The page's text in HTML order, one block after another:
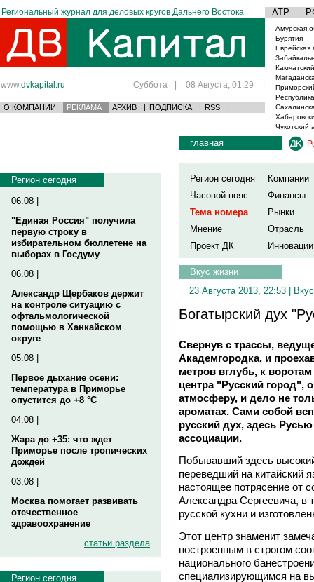
Региональный журнал для деловых кругов Дальнего Востока АТР
www.dvkapital.ru Суббота | 08 Августа, 01:29 |
О КОМПАНИИ РЕКЛАМА АРХИВ | ПОДПИСКА | RSS |
Амурская
Бурятия
Еврейская
Чукотский
Регион сегодня
06.08 |
"Единая Россия" получила
первую строку в
избирательном бюллетене на
выборах в Госдуму
06.08 |
Александр Щербаков держит
на контроле ситуацию с
офтальмологической
помощью в Ханкайском
округе
05.08 |
Первое дыхание осени:
температура в Приморье
опустится до +8 °C
04.08 |
Жара до +35: что ждет
Приморье после тропических
дождей
03.08 |
Москва помогает развивать
отечественное
здравоохранение
статьи раздела
Регион сегодня
главная
Регион сегодня
Компании
Часовой пояс
Финансы
Тема номера
Рынки
Мнение
Отрасль
Проект ДК
Инновации
Вкус жизни
23 Августа 2013, 22:53 |
Богатырский дух
Свернув с трассы,
Академгородка, и
метров вглубь, к
центра "Русский город",
атмосферу, и дело не
ароматах. Сами собой
русский дух, здесь
ассоциации.
Побывавший здесь
переведший на
настоящее потрясение от
Александра Сергеевича,
русской кухни и
Этот центр знаменит
построенным в строгом
национального
специализирующимся на